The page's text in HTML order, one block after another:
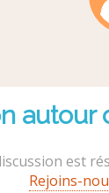
est
Rejoins-